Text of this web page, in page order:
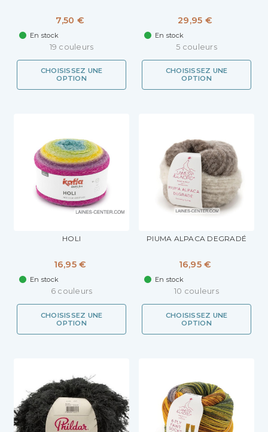
7,50 €
En stock
19 couleurs
CHOISISSEZ UNE
OPTION
29,95 €
En stock
5 couleurs
CHOISISSEZ UNE
OPTION
HOLI
16,95 €
En stock
6 couleurs
CHOISISSEZ UNE
OPTION
PIUMA ALPACA DEGRADÉ
16,95 €
En stock
10 couleurs
CHOISISSEZ UNE
OPTION